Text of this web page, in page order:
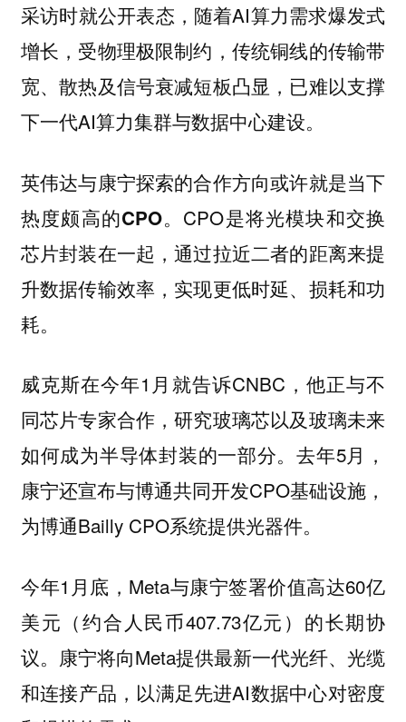
采访时就公开表态，随着AI算力需求爆发式
增长，受物理极限制约，传统铜线的传输带
宽、散热及信号衰减短板凸显，已难以支撑
下一代AI算力集群与数据中心建设。
英伟达与康宁探索的合作方向或许就是当下
热度颇高的CPO。CPO是将光模块和交换
芯片封装在一起，通过拉近二者的距离来提
升数据传输效率，实现更低时延、损耗和功
耗。
威克斯在今年1月就告诉CNBC，他正与不
同芯片专家合作，研究玻璃芯以及玻璃未来
如何成为半导体封装的一部分。去年5月，
康宁还宣布与博通共同开发CPO基础设施，
为博通Bailly CPO系统提供光器件。
今年1月底，Meta与康宁签署价值高达60亿
美元（约合人民币407.73亿元）的长期协
议。康宁将向Meta提供最新一代光纤、光缆
和连接产品，以满足先进AI数据中心对密度